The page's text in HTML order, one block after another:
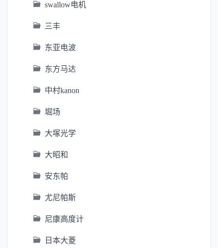
swallow电机
三丰
东亚电波
东方马达
中村kanon
堀场
大塚光学
大昭和
安东帕
尤尼帕斯
尼康高度计
日本大菱